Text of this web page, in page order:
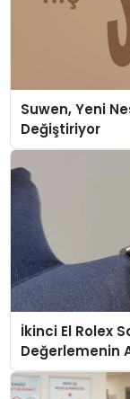
Suwen, Yeni
Değiştiriyor
İkinci El Rolex
Değerlemenin